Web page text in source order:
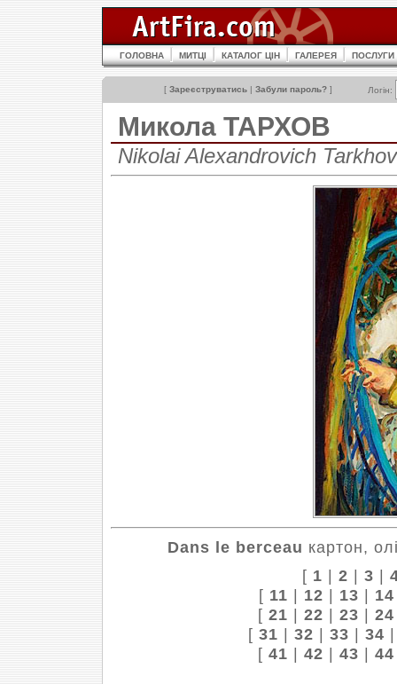
ГОЛОВНА МИТЦІ КАТАЛОГ ЦІН ГАЛЕРЕЯ ПОСЛУГИ
[ Зареєструватись | Забули пароль? ] Логін:
Микола ТАРХОВ
Nikolai Alexandrovich
Dans le berceau картон,
[ 1 | 2 | 3 |
[ 11 | 12 | 13 | 14
[ 21 | 22 | 23 | 24
[ 31 | 32 | 33 | 34
[ 41 | 42 | 43 | 44